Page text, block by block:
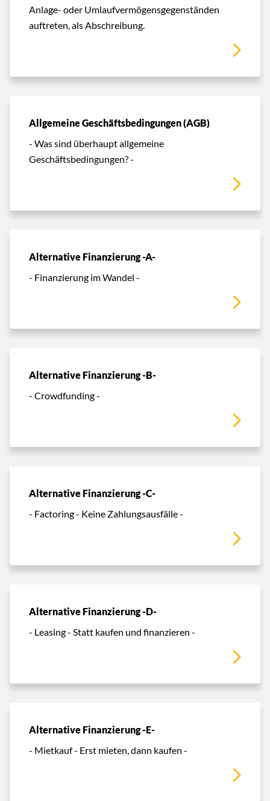
Anlage- oder Umlaufvermögensgegenständen
auftreten, als Abschreibung.
Allgemeine Geschäftsbedingungen (AGB)
- Was sind überhaupt allgemeine
Geschäftsbedingungen? -
Alternative Finanzierung -A-
- Finanzierung im Wandel -
Alternative Finanzierung -B-
- Crowdfunding -
Alternative Finanzierung -C-
- Factoring - Keine Zahlungsausfälle -
Alternative Finanzierung -D-
- Leasing - Statt kaufen und finanzieren -
Alternative Finanzierung -E-
- Mietkauf - Erst mieten, dann kaufen -